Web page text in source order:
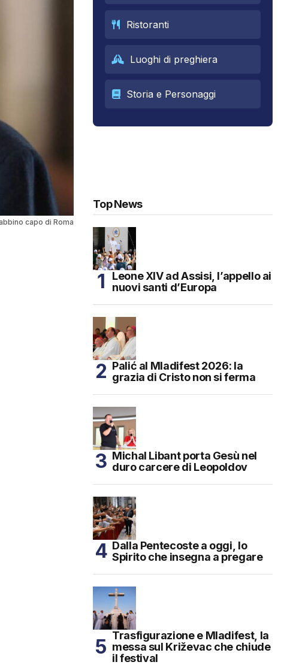
capo di Roma
Ristoranti
Luoghi di preghiera
Storia e Personaggi
Top News
Leone XIV ad Assisi, l’appello ai
nuovi santi d’Europa
Palić al Mladifest 2026: la
grazia di Cristo non si ferma
Michal Libant porta Gesù nel
duro carcere di Leopoldov
Dalla Pentecoste a oggi, lo
Spirito che insegna a pregare
Trasfigurazione e Mladifest, la
messa sul Križevac che chiude
il festival